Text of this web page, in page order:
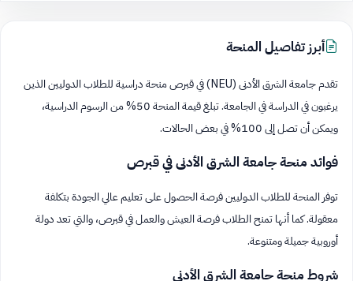
أبرز تفاصيل المنحة
تقدم جامعة الشرق الأدنى (NEU) في قبرص منحة دراسية للطلاب الدوليين الذين
يرغبون في الدراسة في الجامعة. تبلغ قيمة المنحة 50% من الرسوم الدراسية،
ويمكن أن تصل إلى 100% في بعض الحالات.
فوائد منحة جامعة الشرق الأدنى في قبرص
توفر المنحة للطلاب الدوليين فرصة الحصول على تعليم عالي الجودة بتكلفة
معقولة. كما أنها تمنح الطلاب فرصة العيش والعمل في قبرص، والتي تعد دولة
أوروبية جميلة ومتنوعة.
شروط منحة جامعة الشرق الأدنى